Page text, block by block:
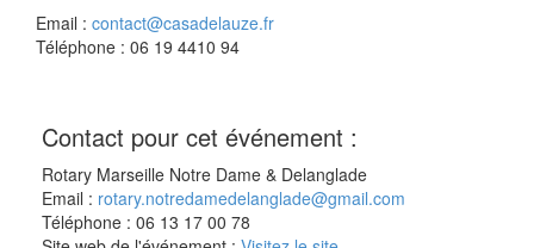
Email : contact@casadelauze.fr
Téléphone : 06 19 4410 94
Contact pour cet événement :
Rotary Marseille Notre Dame & Delanglade
Email : rotary.notredamedelanglade@gmail.com
Téléphone : 06 13 17 00 78